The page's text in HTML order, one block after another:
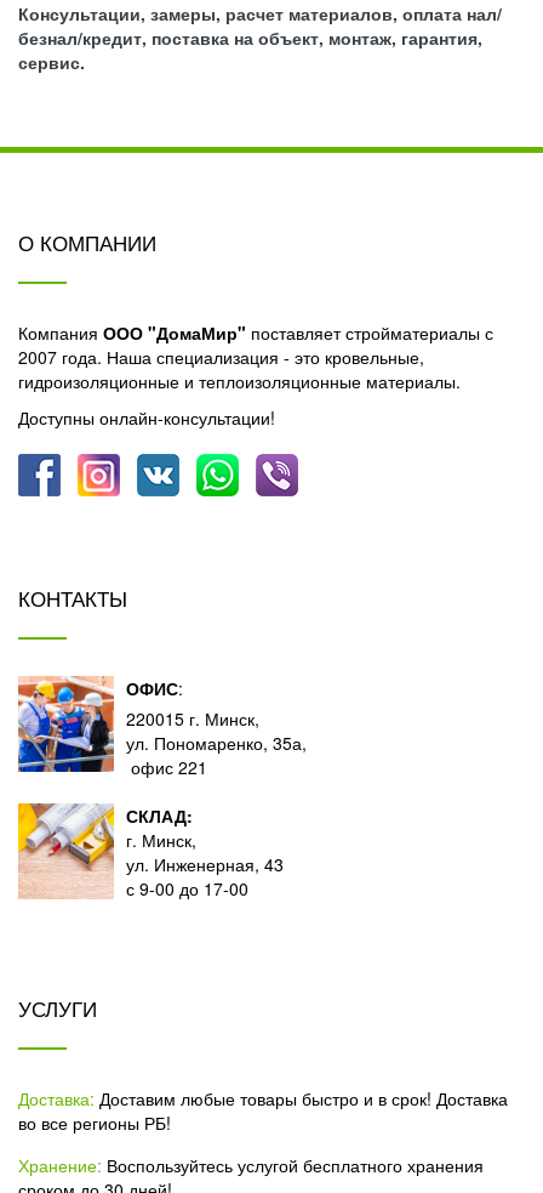
Консультации, замеры, расчет материалов, оплата нал/
безнал/кредит, поставка на объект, монтаж, гарантия,
сервис.
О КОМПАНИИ
Компания ООО "ДомаМир" поставляет стройматериалы с
2007 года. Наша специализация - это кровельные,
гидроизоляционные и теплоизоляционные материалы.
Доступны онлайн-консультации!
КОНТАКТЫ
ОФИС:
220015 г. Минск,
ул. Пономаренко, 35а,
офис 221
СКЛАД:
г. Минск,
ул. Инженерная, 43
с 9-00 до 17-00
УСЛУГИ
Доставка: Доставим любые товары быстро и в срок! Доставка
во все регионы РБ!
Хранение: Воспользуйтесь услугой бесплатного хранения